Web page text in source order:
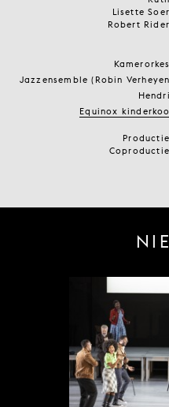
Lisette Soer
Robert Rider
Jazzensemble (Robin
Equinox
Productie
Coproductie